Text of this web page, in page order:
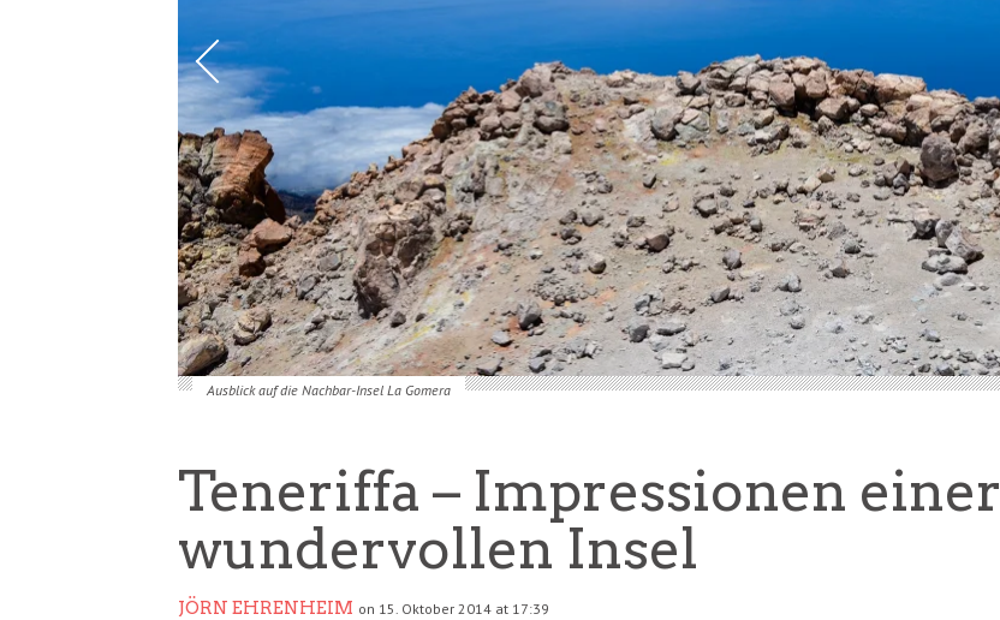
Ausblick auf die Nachbar-Insel La Gomera
Teneriffa – Impressionen einer
wundervollen Insel
JÖRN EHRENHEIM on 15. Oktober 2014 at 17:39